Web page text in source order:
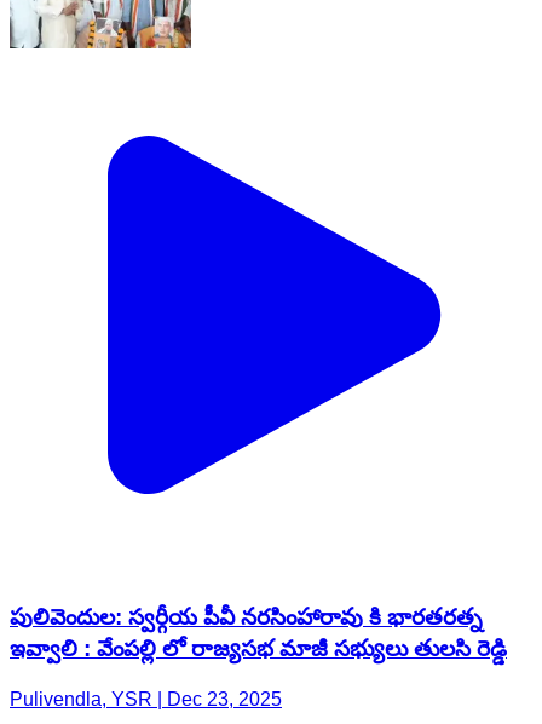
పులివెందుల: స్వర్గీయ పీవీ నరసింహారావు కి భారతరత్న
ఇవ్వాలి : వేంపల్లి లో రాజ్యసభ మాజీ సభ్యులు తులసి రెడ్డి
Pulivendla, YSR | Dec 23, 2025